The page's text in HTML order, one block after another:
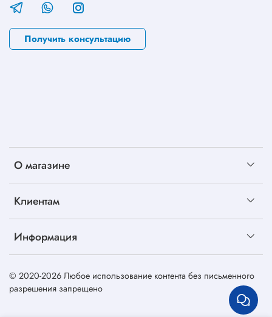
О магазине
Клиентам
Информация
Получить консультацию
© 2020-2026 Любое использование контента без письменного
разрешения запрещено